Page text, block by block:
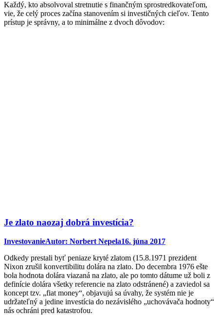
Každý, kto absolvoval stretnutie s finančným sprostredkovateľom,
vie, že celý proces začína stanovením si investičných cieľov. Tento
prístup je správny, a to minimálne z dvoch dôvodov:
Je zlato naozaj dobrá investícia?
InvestovanieAutor: Norbert Nepela16. júna 2017
Odkedy prestali byť peniaze kryté zlatom (15.8.1971 prezident
Nixon zrušil konvertibilitu dolára na zlato. Do decembra 1976 ešte
bola hodnota dolára viazaná na zlato, ale po tomto dátume už boli z
definície dolára všetky referencie na zlato odstránené) a zaviedol sa
koncept tzv. „fiat money“, objavujú sa úvahy, že systém nie je
udržateľný a jedine investícia do nezávislého „uchovávača hodnoty“
nás ochráni pred katastrofou.